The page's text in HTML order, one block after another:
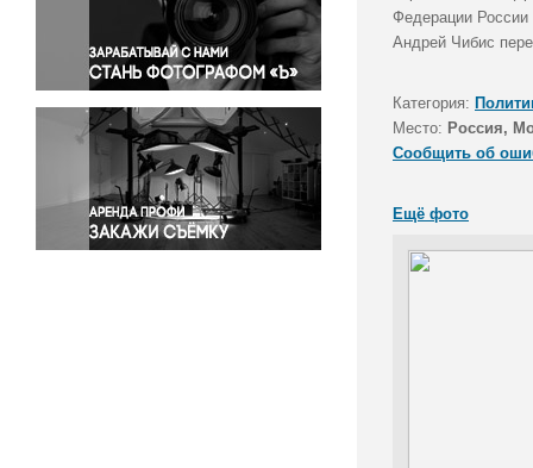
Правосудие
Происшествия и конфликты
Религия
Светская жизнь
Спорт
Экология
Экономика и бизнес
Федерации
Андрей Чибис
Категория:
Место: Россия,
Сообщить об
Ещё фото